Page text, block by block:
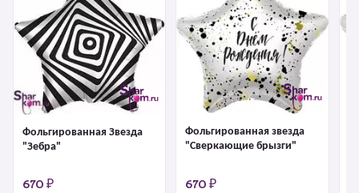
Фольгированная Звезда
"Зебра"
670 ₽
Фольгированная звезда
"Сверкающие брызги"
670 ₽